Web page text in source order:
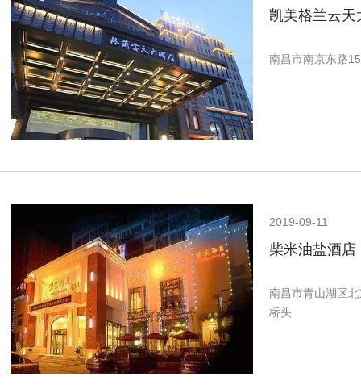
凯美格兰云天
南昌市南京东路
2019-09-11
柴米油盐酒店
南昌市青山湖区
桥头